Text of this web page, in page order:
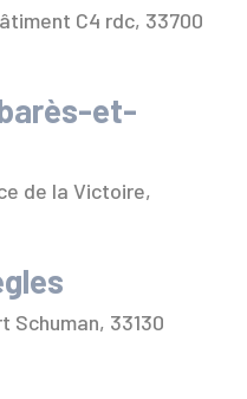
C4 rdc, 33700
et-
de la Victoire,
Schuman, 33130